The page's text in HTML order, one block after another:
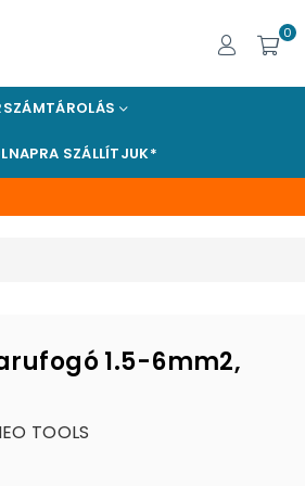
0
SZÁLLÍTJUK*
1.5-6mm2,
TOOLS